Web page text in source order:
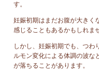
す。
妊娠初期はまだお腹が大きく
感じることもあるかもしれま
しかし、妊娠初期でも、つわ
ルモン変化による体調の波な
が落ちることがあります。